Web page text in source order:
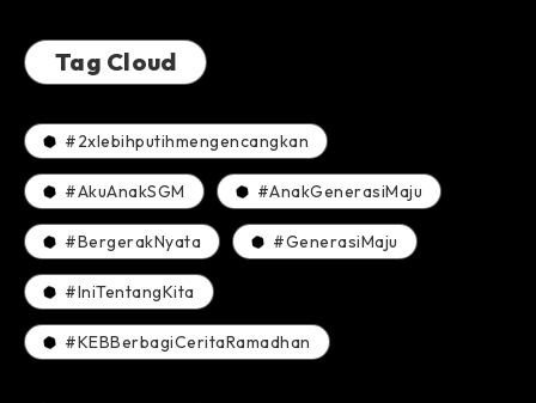
Tag Cloud
#2xlebihputihmengencangkan
#AkuAnakSGM #AnakGenerasiMaju
#BergerakNyata #GenerasiMaju
#IniTentangKita
#KEBBerbagiCeritaRamadhan